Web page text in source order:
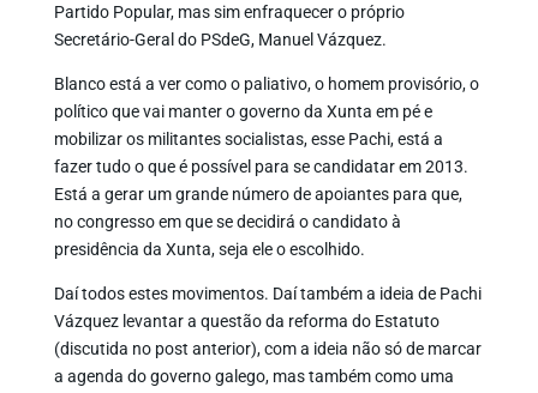
Partido Popular, mas sim enfraquecer o próprio
Secretário-Geral do PSdeG, Manuel Vázquez.
Blanco está a ver como o paliativo, o homem provisório, o
político que vai manter o governo da Xunta em pé e
mobilizar os militantes socialistas, esse Pachi, está a
fazer tudo o que é possível para se candidatar em 2013.
Está a gerar um grande número de apoiantes para que,
no congresso em que se decidirá o candidato à
presidência da Xunta, seja ele o escolhido.
Daí todos estes movimentos. Daí também a ideia de Pachi
Vázquez levantar a questão da reforma do Estatuto
(discutida no post anterior), com a ideia não só de marcar
a agenda do governo galego, mas também como uma